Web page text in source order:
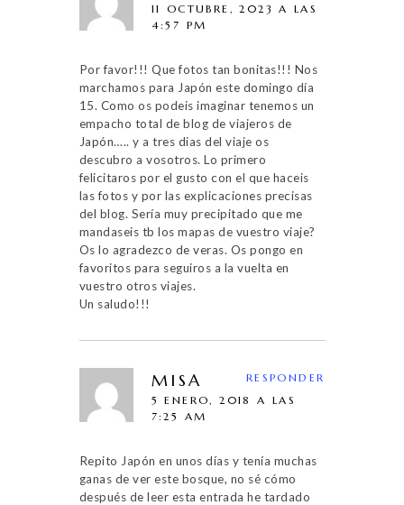
11 OCTUBRE, 2023 A LAS
4:57 PM
Por favor!!! Que fotos tan bonitas!!! Nos
marchamos para Japón este domingo día
15. Como os podeis imaginar tenemos un
empacho total de blog de viajeros de
Japón….. y a tres dias del viaje os
descubro a vosotros. Lo primero
felicitaros por el gusto con el que haceis
las fotos y por las explicaciones precisas
del blog. Sería muy precipitado que me
mandaseis tb los mapas de vuestro viaje?
Os lo agradezco de veras. Os pongo en
favoritos para seguiros a la vuelta en
vuestro otros viajes.
Un saludo!!!
MISA
5 ENERO, 2018 A LAS
7:25 AM
Repito Japón en unos días y tenía muchas
ganas de ver este bosque, no sé cómo
después de leer esta entrada he tardado
RESPONDER